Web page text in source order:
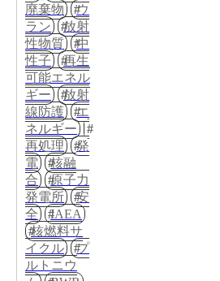
廃棄物
ウ
ラン
放射
性物質
中
性子
再生
可能エネル
ギー
放射
線防護
エ
ネルギー
再処理
発
電
核融
合
原子力
発電所
安
全
IAEA
核燃料サ
イクル
プ
ルトニウ